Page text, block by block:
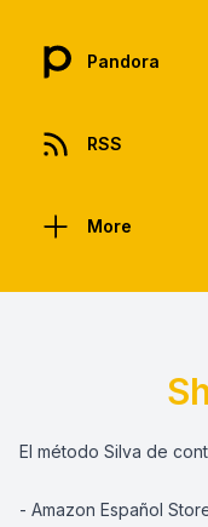
Pandora
RSS
More
El método Silva de
- Amazon Español